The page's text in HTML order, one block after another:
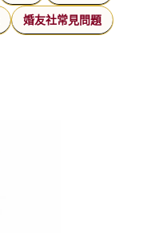
婚友社常見問題